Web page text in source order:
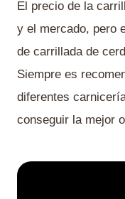
El precio de la
y el mercado, pero
de carrillada de
Siempre es
diferentes
conseguir la mejor